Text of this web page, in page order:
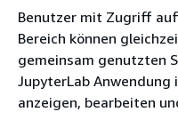
Benutzer mit Zugriff
Bereich können
gemeinsam genutzten
JupyterLab Anwendung
anzeigen, bearbeiten